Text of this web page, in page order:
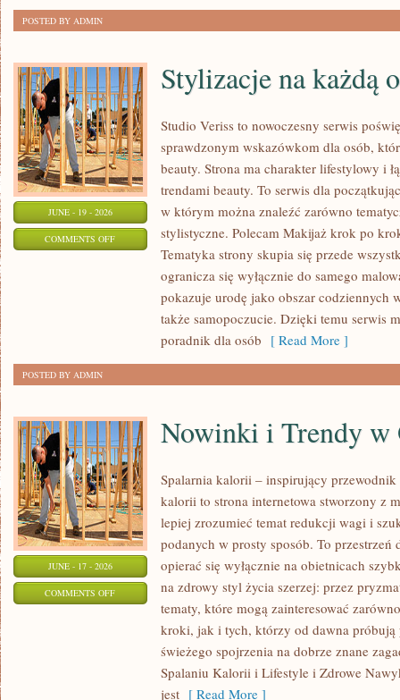
POSTED BY ADMIN
JUNE - 19 - 2026
COMMENTS OFFON
STYLIZACJE
Stylizacje na każdą
Studio Veriss to nowoczesny serwis
sprawdzonym wskazówkom dla osób,
beauty. Strona ma charakter lifestylowy i
trendami beauty. To serwis dla
w którym można znaleźć zarówno
stylistyczne. Polecam Makijaż krok po
Tematyka strony skupia się przede
ogranicza się wyłącznie do samego
pokazuje urodę jako obszar codziennych
także samopoczucie. Dzięki temu serwis
poradnik dla osób [ Read More ]
POSTED BY ADMIN
JUNE - 17 - 2026
COMMENTS OFFON
Nowinki i Trendy w
Spalarnia kalorii – inspirujący
kalorii to strona internetowa stworzony z
lepiej zrozumieć temat redukcji wagi i
podanych w prosty sposób. To
opierać się wyłącznie na obietnicach
na zdrowy styl życia szerzej: przez
tematy, które mogą zainteresować
kroki, jak i tych, którzy od dawna
świeżego spojrzenia na dobrze znane
Spalaniu Kalorii i Lifestyle i Zdrowe
jest [ Read More ]